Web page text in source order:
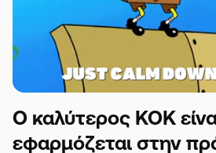
Ο καλύτερος ΚΟΚ
εφαρμόζεται στην